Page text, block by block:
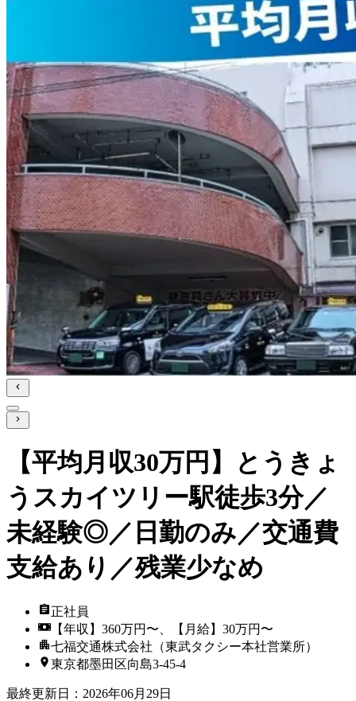
【平均月収30万円】とうきょ
うスカイツリー駅徒歩3分／
未経験◎／日勤のみ／交通費
支給あり／残業少なめ
正社員
【年収】360万円〜、【月給】30万円〜
七福交通株式会社（東武タクシー本社営業所）
東京都墨田区向島3-45-4
最終更新日 ： 2026年06月29日